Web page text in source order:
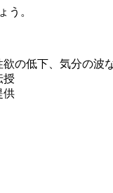
う。
の低下、気分の波
授
供